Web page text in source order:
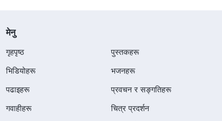
मेनु
गृहपृष्ठ
पुस्तकहरू
भिडियोहरू
भजनहरू
पढाइहरू
प्रवचन र सङ्गतिहरू
गवाहीहरू
चित्र प्रदर्शन